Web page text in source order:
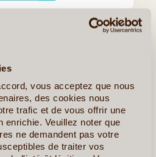
vous acceptez que nous
des cookies nous
trafic et de vous offrir une
enrichie. Veuillez noter que
ne demandent pas votre
de traiter vos